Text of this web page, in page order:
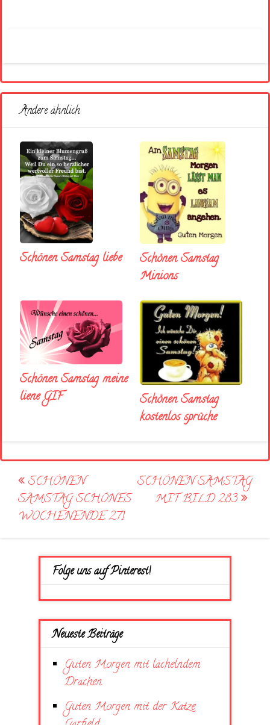
Andere ähnlich
Schönen Samstag liebe
Schönen Samstag
Minions
Schönen Samstag meine
liene GIF
Schönen Samstag
kostenlos sprüche
Post
navigation
SCHÖNEN
SAMSTAG SCHÖNES
WOCHENENDE 271
SCHÖNEN SAMSTAG
MIT BILD 283
Folge uns auf Pinterest!
Neueste Beiträge
Guten Morgen mit lächelndem
Drachen
Guten Morgen mit der Katze